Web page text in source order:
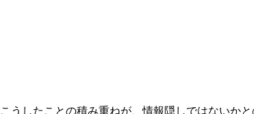
こうしたことの積み重ねが、情報隠しではないか